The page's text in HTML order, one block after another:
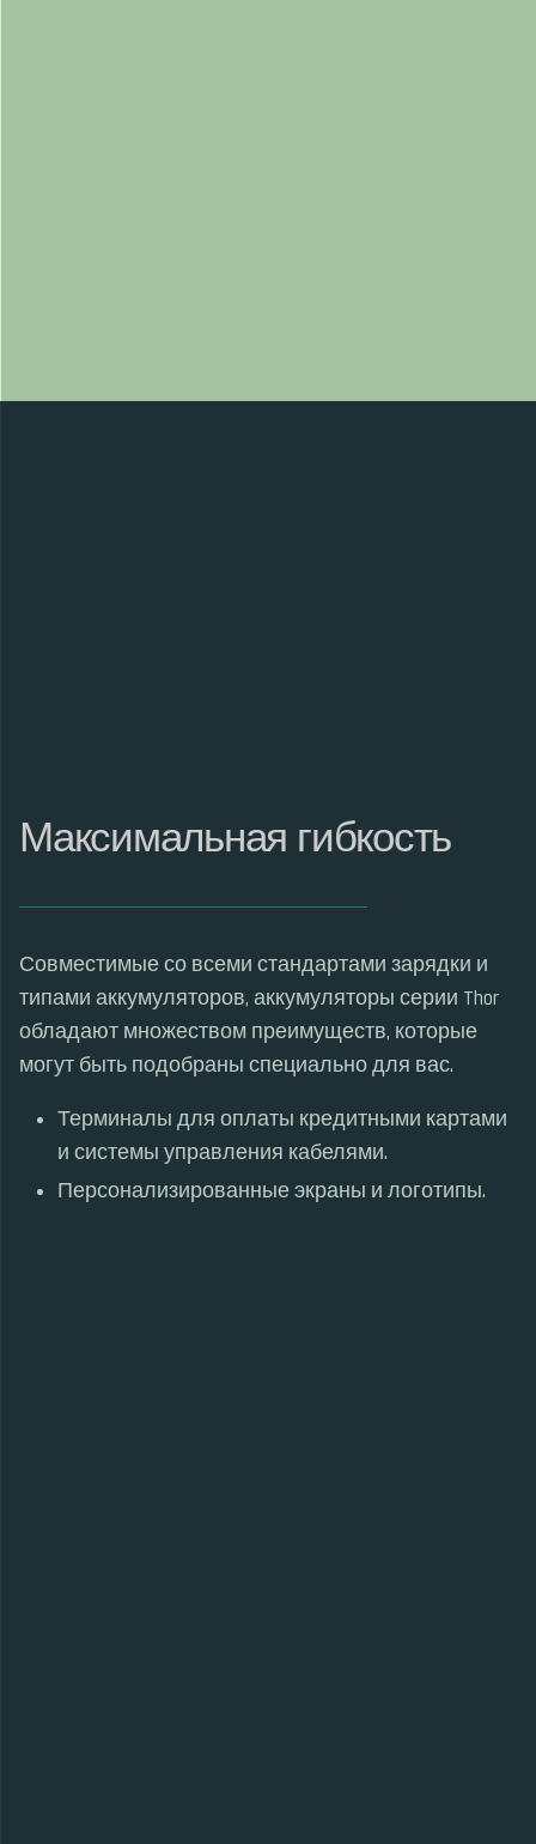
Максимальная гибкость
Совместимые со всеми стандартами зарядки и
типами аккумуляторов, аккумуляторы серии Thor
обладают множеством преимуществ, которые
могут быть подобраны специально для вас.
Терминалы для оплаты кредитными картами
и системы управления кабелями.
Персонализированные экраны и логотипы.